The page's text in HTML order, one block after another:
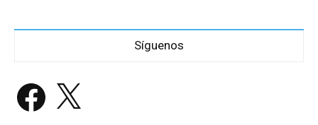
Síguenos
Facebook